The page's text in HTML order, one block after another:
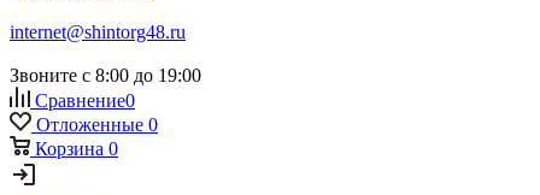
internet@shintorg48.ru
Звоните с 8:00 до 19:00
Сравнение0
Отложенные 0
Корзина 0